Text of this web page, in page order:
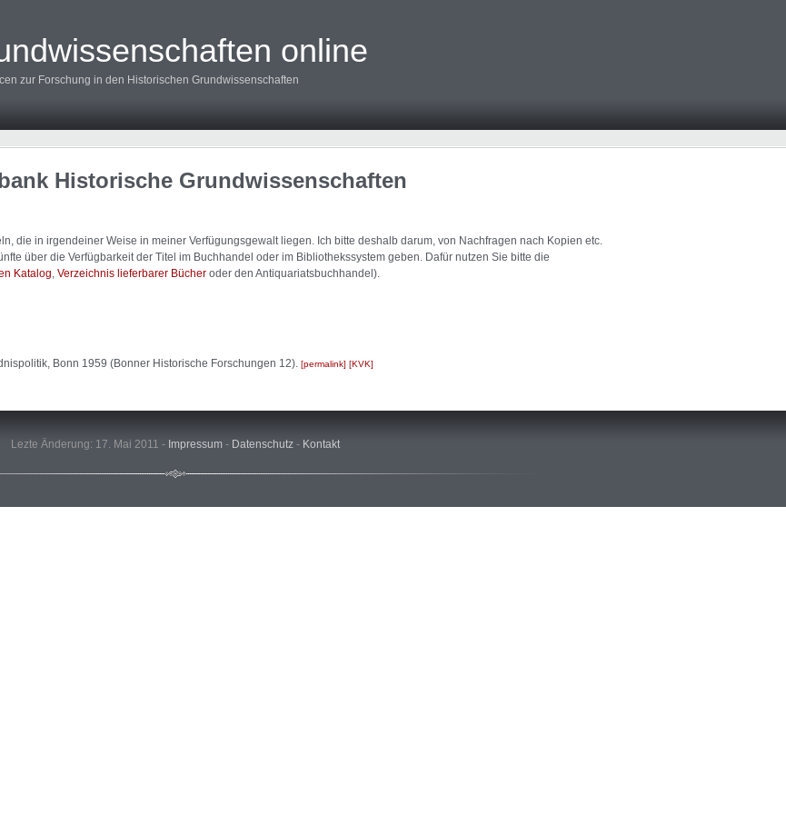
online
zur Forschung in den Historischen Grundwissenschaften
Historische Grundwissenschaften
die in irgendeiner Weise in meiner Verfügungsgewalt liegen. Ich bitte deshalb darum, von Nachfragen nach Kopien etc.
über die Verfügbarkeit der Titel im Buchhandel oder im Bibliothekssystem geben. Dafür nutzen Sie bitte die
Katalog Verzeichnis lieferbarer Bücher oder den Antiquariatsbuchhandel).
Bonn 1959 (Bonner Historische Forschungen 12). permalink KVK
Lezte Änderung: 17. Mai 2011 - Impressum - Datenschutz - Kontakt